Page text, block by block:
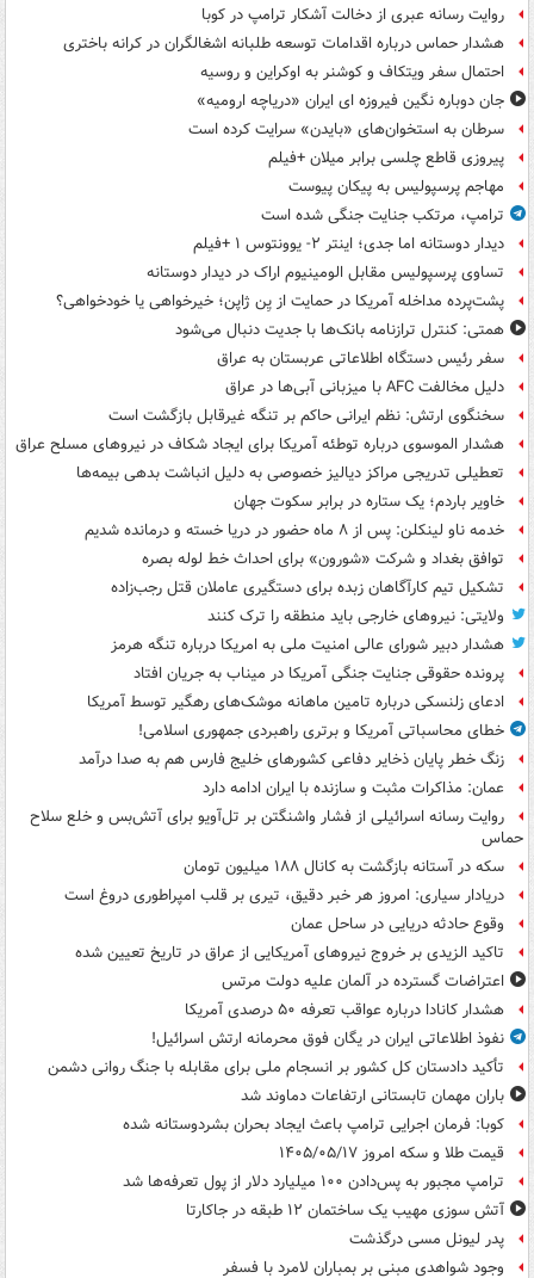
روایت رسانه عبری از دخالت آشکار ترامپ در کوبا
هشدار حماس درباره اقدامات توسعه طلبانه اشغالگران در کرانه باختری
احتمال سفر ویتکاف و کوشنر به اوکراین و روسیه
جان دوباره نگین فیروزه ای ایران «دریاچه ارومیه»
سرطان به استخوان‌های «بایدن» سرایت کرده است
پیروزی قاطع چلسی برابر میلان +فیلم
مهاجم پرسپولیس به پیکان پیوست
ترامپ، مرتکب جنایت جنگی شده است
دیدار دوستانه اما جدی؛ اینتر ۲- یوونتوس ۱ +فیلم
تساوی پرسپولیس مقابل الومینیوم اراک در دیدار دوستانه
پشت‌پرده مداخله آمریکا در حمایت از یِن ژاپن؛ خیرخواهی یا خودخواهی؟
همتی: کنترل ترازنامه بانک‌ها با جدیت دنبال می‌شود
سفر رئیس دستگاه اطلاعاتی عربستان به عراق
دلیل مخالفت AFC با میزبانی آبی‌ها در عراق
سخنگوی ارتش: نظم ایرانی حاکم بر تنگه غیرقابل بازگشت است
هشدار الموسوی درباره توطئه آمریکا برای ایجاد شکاف در نیروهای مسلح عراق
تعطیلی تدریجی مراکز دیالیز خصوصی به دلیل انباشت بدهی بیمه‌ها
خاویر باردم؛ یک ستاره در برابر سکوت جهان
خدمه ناو لینکلن: پس از ۸ ماه حضور در دریا خسته و درمانده‌ شدیم
توافق بغداد و شرکت «شورون» برای احداث خط لوله بصره
تشکیل تیم کارآگاهان زبده برای دستگیری عاملان قتل رجب‌زاده
ولایتی: نیروهای خارجی باید منطقه را ترک کنند
هشدار دبیر شورای عالی امنیت ملی به امریکا درباره تنگه هرمز
پرونده حقوقی جنایت جنگی آمریکا در میناب به جریان افتاد
ادعای زلنسکی درباره تامین ماهانه موشک‌های رهگیر توسط آمریکا
خطای محاسباتی آمریکا و برتری راهبردی جمهوری اسلامی!
زنگ خطر پایان ذخایر دفاعی کشورهای خلیج فارس هم به صدا درآمد
عمان: مذاکرات مثبت و سازنده با ایران ادامه دارد
روایت رسانه اسرائیلی از فشار واشنگتن بر تل‌آویو برای آتش‌بس و خلع سلاح
حماس
سکه در آستانه بازگشت به کانال ۱۸۸ میلیون تومان
دریادار سیاری: امروز هر خبر دقیق، تیری بر قلب امپراطوری دروغ است
وقوع حادثه دریایی در ساحل عمان
تاکید الزیدی بر خروج نیروهای آمریکایی از عراق در تاریخ تعیین شده
اعتراضات گسترده در آلمان علیه دولت مرتس
هشدار کانادا درباره عواقب تعرفه ۵۰ درصدی آمریکا
نفوذ اطلاعاتی ایران در یگان فوق محرمانه ارتش اسرائیل!
تأکید دادستان کل کشور بر انسجام ملی برای مقابله با جنگ روانی دشمن
باران مهمان تابستانی ارتفاعات دماوند شد
کوبا: فرمان اجرایی ترامپ باعث ایجاد بحران بشردوستانه شده
قیمت طلا و سکه امروز ۱۴۰۵/۰۵/۱۷
ترامپ مجبور به پس‌دادن ۱۰۰ میلیارد دلار از پول تعرفه‌ها شد
آتش سوزی مهیب یک ساختمان ۱۲ طبقه در جاکارتا
پدر لیونل مسی درگذشت
وجود شواهدی مبنی بر بمباران لامرد با فسفر